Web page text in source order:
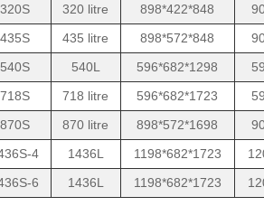
320 litre 898*422*848
435 litre 898*572*848
540L 596*682*1298
718 litre 596*682*1723
870 litre 898*572*1698
4
1436L 1198*682*1723
6
1436L 1198*682*1723